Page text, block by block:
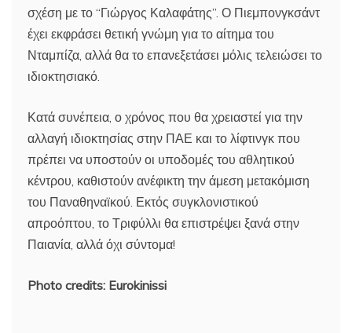
σχέση με το “Γιώργος Καλαφάτης”. Ο Πιεμπονγκσάντ
έχει εκφράσει θετική γνώμη για το αίτημα του
Νταμπίζα, αλλά θα το επανεξετάσει μόλις τελειώσει το
ιδιοκτησιακό.
Κατά συνέπεια, ο χρόνος που θα χρειαστεί για την
αλλαγή ιδιοκτησίας στην ΠΑΕ και το λίφτινγκ που
πρέπει να υποστούν οι υποδομές του αθλητικού
κέντρου, καθιστούν ανέφικτη την άμεση μετακόμιση
του Παναθηναϊκού. Εκτός συγκλονιστικού
απροόπτου, το Τριφύλλι θα επιστρέψει ξανά στην
Παιανία, αλλά όχι σύντομα!
Photo credits: Eurokinissi